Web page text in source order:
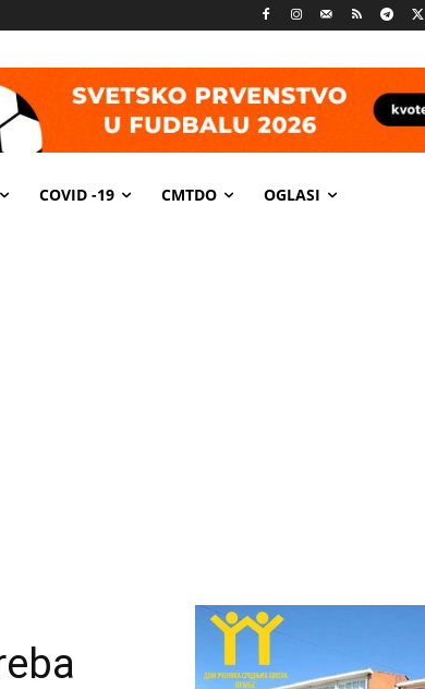
COVID -19 CMTDO OGLASI